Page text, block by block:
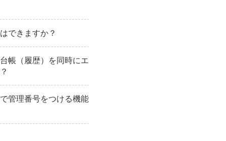
できますか？
帳（履歴）を同時にエ
管理番号をつける機能